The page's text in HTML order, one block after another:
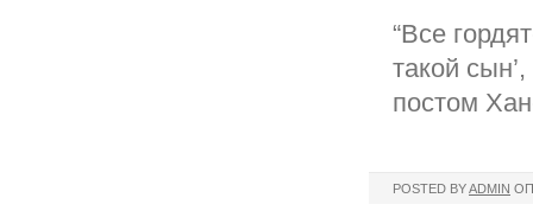
“Все
такой
постом
POSTED BYADMIN